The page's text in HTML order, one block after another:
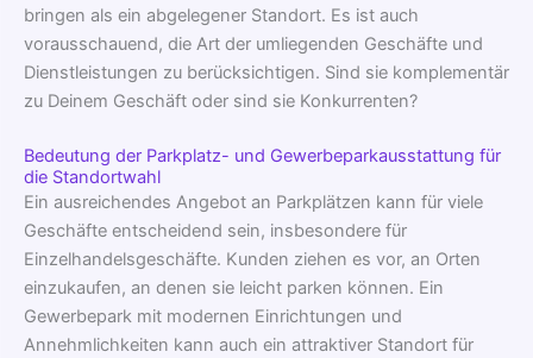
bringen als ein abgelegener Standort. Es ist auch
vorausschauend, die Art der umliegenden Geschäfte und
Dienstleistungen zu berücksichtigen. Sind sie komplementär
zu Deinem Geschäft oder sind sie Konkurrenten?
Bedeutung der Parkplatz- und Gewerbeparkausstattung für
die Standortwahl
Ein ausreichendes Angebot an Parkplätzen kann für viele
Geschäfte entscheidend sein, insbesondere für
Einzelhandelsgeschäfte. Kunden ziehen es vor, an Orten
einzukaufen, an denen sie leicht parken können. Ein
Gewerbepark mit modernen Einrichtungen und
Annehmlichkeiten kann auch ein attraktiver Standort für